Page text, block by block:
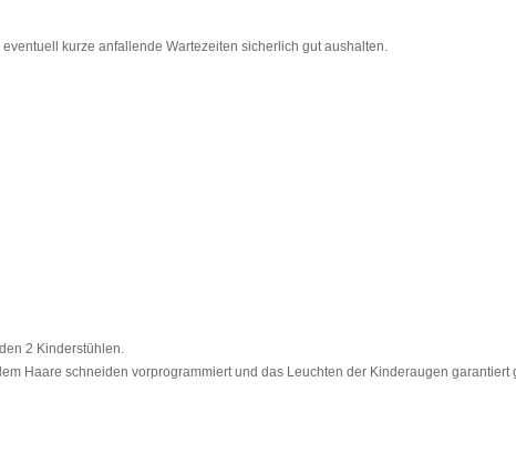
kurze anfallende Wartezeiten sicherlich gut aushalten.
2 Kinderstühlen.
Haare schneiden vorprogrammiert und das Leuchten der Kinderaugen garantiert